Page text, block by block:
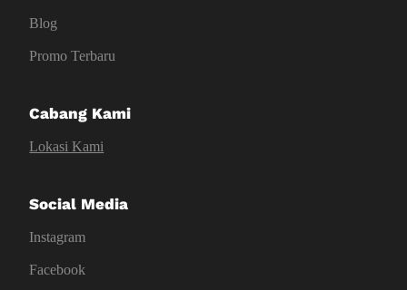
Blog
Promo Terbaru
Cabang Kami
Lokasi Kami
Social Media
Instagram
Facebook